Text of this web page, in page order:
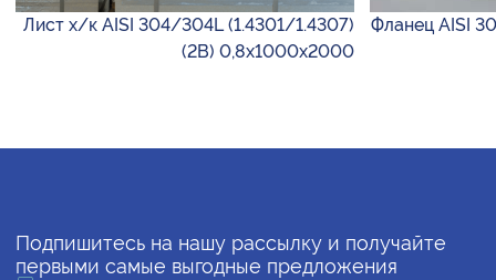
Лист х/к AISI 304/304L (1.4301/1.4307)
(2B) 0,8х1000х2000
Фланец AISI
Подпишитесь на нашу рассылку и получайте
первыми самые выгодные предложения